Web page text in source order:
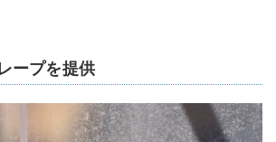
ープを提供